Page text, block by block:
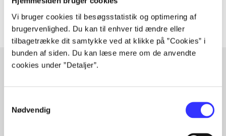
Vi bruger cookies til besøgsstatistik og optimering af
brugervenlighed. Du kan til enhver tid ændre eller
tilbagetrække dit samtykke ved at klikke på ”Cookies” i
bunden af siden. Du kan læse mere om de anvendte
cookies under ”Detaljer”.
Nødvendig